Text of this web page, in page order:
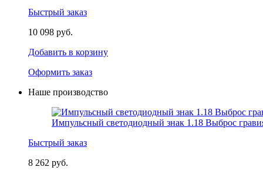
Быстрый заказ
10 098 руб.
Добавить в корзину
Оформить заказ
Наше производство
Импульсный светодиодный знак 1.18 Выброс
Быстрый заказ
8 262 руб.